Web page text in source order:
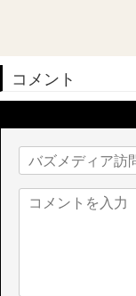
コメント